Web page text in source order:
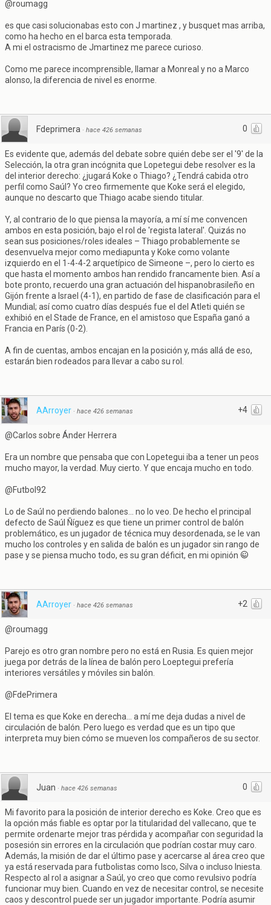
@roumagg
es que casi solucionabas esto con J martinez , y busquet mas arriba,
como ha hecho en el barca esta temporada.
A mi el ostracismo de Jmartinez me parece curioso.
Como me parece incomprensible, llamar a Monreal y no a Marco
alonso, la diferencia de nivel es enorme.
0
Fdeprimera · hace 426 semanas
Es evidente que, además del debate sobre quién debe ser el '9' de la
Selección, la otra gran incógnita que Lopetegui debe resolver es la
del interior derecho: ¿jugará Koke o Thiago? ¿Tendrá cabida otro
perfil como Saúl? Yo creo firmemente que Koke será el elegido,
aunque no descarto que Thiago acabe siendo titular.
Y, al contrario de lo que piensa la mayoría, a mí sí me convencen
ambos en esta posición, bajo el rol de 'regista lateral'. Quizás no
sean sus posiciones/roles ideales – Thiago probablemente se
desenvuelva mejor como mediapunta y Koke como volante
izquierdo en el 1-4-4-2 arquetípico de Simeone –, pero lo cierto es
que hasta el momento ambos han rendido francamente bien. Así a
bote pronto, recuerdo una gran actuación del hispanobrasileño en
Gijón frente a Israel (4-1), en partido de fase de clasificación para el
Mundial; así como cuatro días después fue el del Atleti quién se
exhibió en el Stade de France, en el amistoso que España ganó a
Francia en París (0-2).
A fin de cuentas, ambos encajan en la posición y, más allá de eso,
estarán bien rodeados para llevar a cabo su rol.
+4
AArroyer · hace 426 semanas
@Carlos sobre Ánder Herrera
Era un nombre que pensaba que con Lopetegui iba a tener un peos
mucho mayor, la verdad. Muy cierto. Y que encaja mucho en todo.
@Futbol92
Lo de Saúl no perdiendo balones... no lo veo. De hecho el principal
defecto de Saúl Ñíguez es que tiene un primer control de balón
problemático, es un jugador de técnica muy desordenada, se le van
mucho los controles y en salida de balón es un jugador sin rango de
pase y se piensa mucho todo, es su gran déficit, en mi opinión
+2
AArroyer · hace 426 semanas
@roumagg
Parejo es otro gran nombre pero no está en Rusia. Es quien mejor
juega por detrás de la línea de balón pero Loeptegui prefería
interiores versátiles y móviles sin balón.
@FdePrimera
El tema es que Koke en derecha... a mí me deja dudas a nivel de
circulación de balón. Pero luego es verdad que es un tipo que
interpreta muy bien cómo se mueven los compañeros de su sector.
0
Juan · hace 426 semanas
Mi favorito para la posición de interior derecho es Koke. Creo que es
la opción más fiable es optar por la titularidad del vallecano, que te
permite ordenarte mejor tras pérdida y acompañar con seguridad la
posesión sin errores en la circulación que podrían costar muy caro.
Además, la misión de dar el último pase y acercarse al área creo que
ya está reservada para futbolistas como Isco, Silva o incluso Iniesta.
Respecto al rol a asignar a Saúl, yo creo que como revulsivo podría
funcionar muy bien. Cuando en vez de necesitar control, se necesite
caos y descontrol puede ser un jugador importante. Podría asumir